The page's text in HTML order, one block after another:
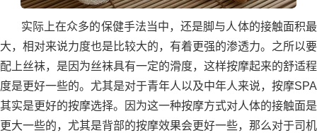
实际上在众多的保健手法当中，还是脚与人体的接触面积最
大，相对来说力度也是比较大的，有着更强的渗透力。之所以要
配上丝袜，是因为丝袜具有一定的滑度，这样按摩起来的舒适程
度是更好一些的。尤其是对于青年人以及中年人来说，按摩SPA
其实是更好的按摩选择。因为这一种按摩方式对人体的接触面是
更大一些的，尤其是背部的按摩效果会更好一些，那么对于司机